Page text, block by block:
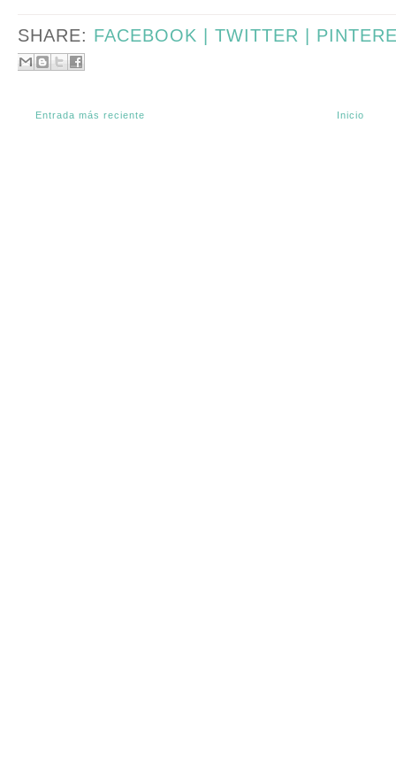
SHARE: FACEBOOK | TWITTER |
Entrada más reciente Inicio